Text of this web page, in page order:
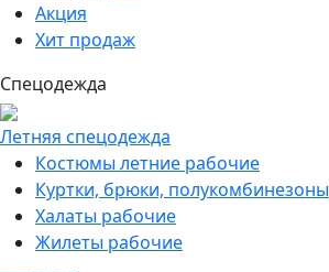
Акция
Хит продаж
Спецодежда
Летняя спецодежда
Костюмы летние рабочие
Куртки, брюки, полукомбинезоны
Халаты рабочие
Жилеты рабочие